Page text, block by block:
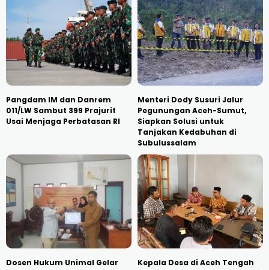
Pangdam IM dan Danrem
011/LW Sambut 399 Prajurit
Usai Menjaga Perbatasan RI
Menteri Dody Susuri Jalur
Pegunungan Aceh-Sumut,
Siapkan Solusi untuk
Tanjakan Kedabuhan di
Subulussalam
Dosen Hukum Unimal Gelar
Kepala Desa di Aceh Tengah